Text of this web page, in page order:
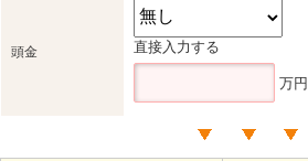
頭金 直接入力する
万円